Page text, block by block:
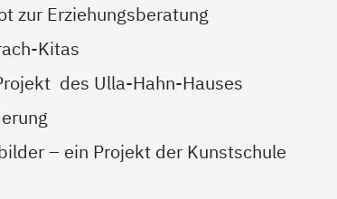
zur Erziehungsberatung
Kitas
des Ulla-Hahn-Hauses
– ein Projekt der Kunstschule